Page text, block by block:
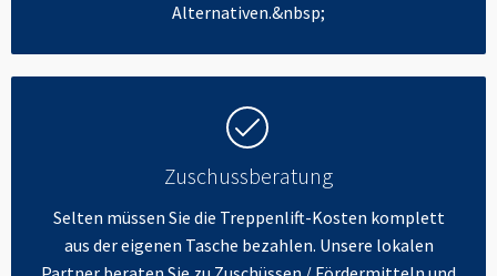
Alternativen.&nbsp;
Zuschussberatung
Selten müssen Sie die Treppenlift-Kosten komplett
aus der eigenen Tasche bezahlen. Unsere lokalen